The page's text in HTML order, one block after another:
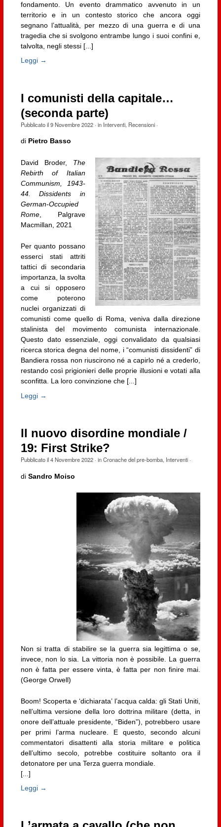
fondamento. Un evento drammatico avvenuto in un
territorio e in un contesto storico che ancora oggi
segnano l’attualità, per mezzo di una guerra e di una
tragedia che si svolgono entrambe lungo i suoi confini e,
talvolta, negli stessi [...]
Leggi →
I comunisti della capitale…
(seconda parte)
Pubblicato il9 Novembre 2022· in Interventi, Recensioni·
di Pietro Basso
David Broder, The
Rebirth of Italian
Communism, 1943-
44. Dissidents in
German-Occupied
Rome, Palgrave
Macmillan, 2021
Per quanto possano
esserci stati attriti
tattici di secondaria
importanza, la svolta
a cui si opposero
come poterono
nuclei organizzati di
comunisti come quello di Roma, veniva dalla direzione
stalinista del movimento comunista internazionale.
Questo dato essenziale, oggi convalidato da qualsiasi
ricerca storica degna del nome, i “comunisti dissidenti” di
Bandiera rossa non riuscirono né a capirlo né a crederlo,
restando così prigionieri delle proprie illusioni e votati alla
sconfitta. La loro convinzione che [...]
Leggi →
Il nuovo disordine mondiale /
19: First Strike?
Pubblicato il4 Novembre 2022· inCronache del pre-bomba, Interventi·
di Sandro Moiso
Non si tratta di stabilire se la guerra sia legittima o se,
invece, non lo sia. La vittoria non è possibile. La guerra
non è fatta per essere vinta, è fatta per non finire mai.
(George Orwell)
Boom! Scoperta e ‘dichiarata’ l’acqua calda: gli Stati Uniti,
nell’ultima versione della loro dottrina militare (detta, in
onore dell’attuale presidente, “Biden”), potrebbero usare
per primi l’arma nucleare. E questo, secondo alcuni
commentatori disattenti alla storia militare e politica
dell’ultimo secolo, potrebbe costituire soltanto ora il
detonatore per una Terza guerra mondiale.
[...]
Leggi →